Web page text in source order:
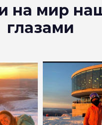
на мир
глазами